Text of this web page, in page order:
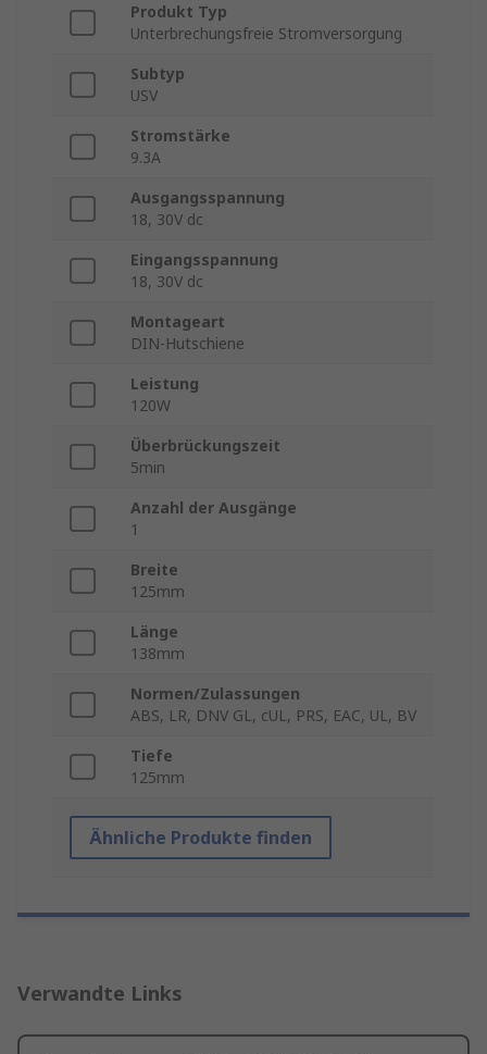
Produkt Typ
Unterbrechungsfreie Stromversorgung
Subtyp
USV
Stromstärke
9.3A
Ausgangsspannung
18, 30V dc
Eingangsspannung
18, 30V dc
Montageart
DIN-Hutschiene
Leistung
120W
Überbrückungszeit
5min
Anzahl der Ausgänge
1
Breite
125mm
Länge
138mm
Normen/Zulassungen
ABS, LR, DNV GL, cUL, PRS, EAC, UL, BV
Tiefe
125mm
Ähnliche Produkte finden
Verwandte Links